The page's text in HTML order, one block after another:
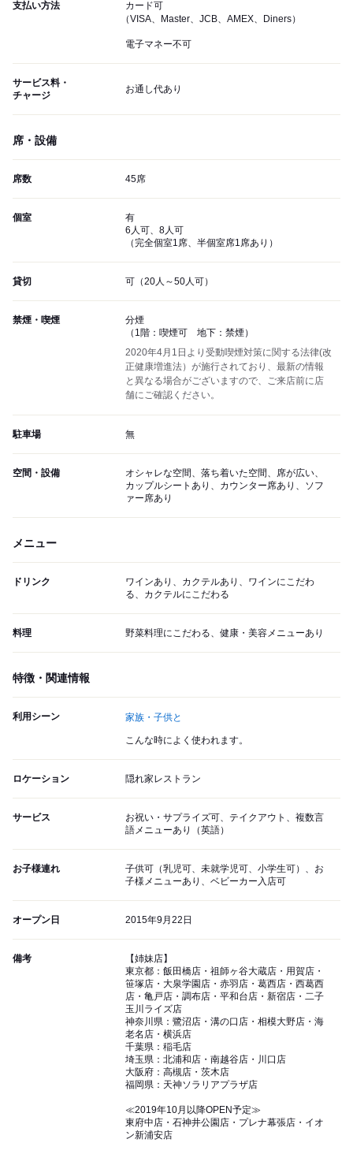
支払い方法
カード可
（VISA、Master、JCB、AMEX、Diners）
電子マネー不可
サービス料・
チャージ
お通し代あり
席・設備
席数 45席
個室
有
6人可、8人可
（完全個室1席、半個室席1席あり）
貸切 可（20人～50人可）
禁煙・喫煙
分煙
（1階：喫煙可 地下：禁煙）
2020年4月1日より受動喫煙対策に関する法律(改
正健康増進法）が施行されており、最新の情報
と異なる場合がございますので、ご来店前に店
舗にご確認ください。
駐車場 無
空間・設備
オシャレな空間、落ち着いた空間、席が広い、
カップルシートあり、カウンター席あり、ソフ
ァー席あり
メニュー
ドリンク
ワインあり、カクテルあり、ワインにこだわ
る、カクテルにこだわる
料理 野菜料理にこだわる、健康・美容メニューあり
特徴・関連情報
利用シーン 家族・子供と
こんな時によく使われます。
ロケーション 隠れ家レストラン
サービス
お祝い・サプライズ可、テイクアウト、複数言
語メニューあり（英語）
お子様連れ
子供可（乳児可、未就学児可、小学生可）、お
子様メニューあり、ベビーカー入店可
オープン日 2015年9月22日
備考
【姉妹店】
東京都：飯田橋店・祖師ヶ谷大蔵店・用賀店・
笹塚店・大泉学園店・赤羽店・葛西店・西葛西
店・亀戸店・調布店・平和台店・新宿店・二子
玉川ライズ店
神奈川県：鷺沼店・溝の口店・相模大野店・海
老名店・横浜店
千葉県：稲毛店
埼玉県：北浦和店・南越谷店・川口店
大阪府：高槻店・茨木店
福岡県：天神ソラリアプラザ店
≪2019年10月以降OPEN予定≫
東府中店・石神井公園店・プレナ幕張店・イオ
ン新浦安店